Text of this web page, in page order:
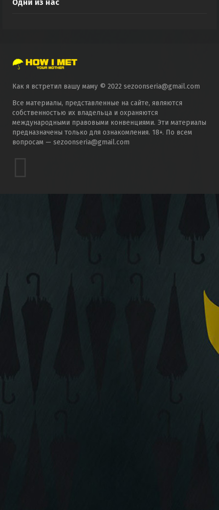
Одни из нас
Как я встретил вашу маму © 2022 sezoonseria@gmail.com
Все материалы, представленные на сайте, являются
собственностью их владельца и охраняются
международными правовыми конвенциями. Эти материалы
предназначены только для ознакомления. 18+. По всем
вопросам — sezoonseria@gmail.com